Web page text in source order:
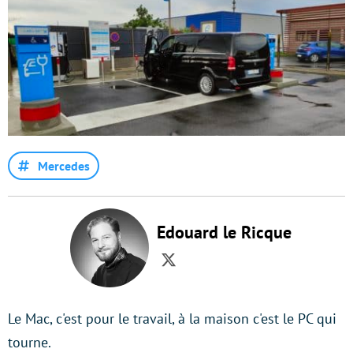
Mercedes
Edouard le Ricque
Twitter
Le Mac, c'est pour le travail, à la maison c'est le PC qui
tourne.